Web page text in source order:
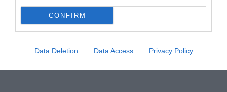
CONFIRM
Data Deletion Data Access Privacy Policy